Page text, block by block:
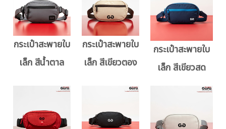
กระเป๋าสะพายใบ
เล็ก สีน้ำตาล
กระเป๋าสะพายใบ
เล็ก สีเขียวตอง
กระเป๋าสะพายใบ
เล็ก สีเขียวสด